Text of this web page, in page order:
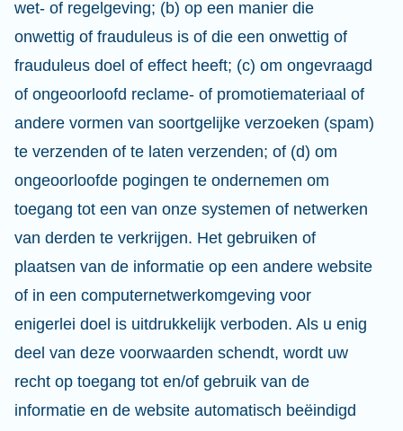
wet- of regelgeving; (b) op een manier die
onwettig of frauduleus is of die een onwettig of
frauduleus doel of effect heeft; (c) om ongevraagd
of ongeoorloofd reclame- of promotiemateriaal of
andere vormen van soortgelijke verzoeken (spam)
te verzenden of te laten verzenden; of (d) om
ongeoorloofde pogingen te ondernemen om
toegang tot een van onze systemen of netwerken
van derden te verkrijgen. Het gebruiken of
plaatsen van de informatie op een andere website
of in een computernetwerkomgeving voor
enigerlei doel is uitdrukkelijk verboden. Als u enig
deel van deze voorwaarden schendt, wordt uw
recht op toegang tot en/of gebruik van de
informatie en de website automatisch beëindigd